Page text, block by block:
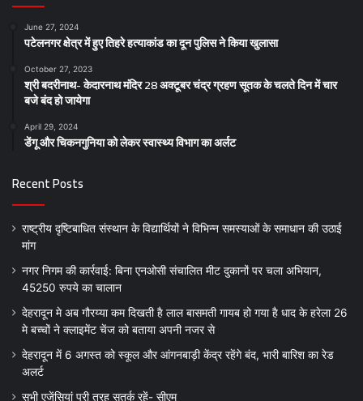
June 27, 2024
पटेलनगर क्षेत्र में हुए तिहरे हत्याकांड का दून पुलिस ने किया खुलासा
October 27, 2023
श्री बदरीनाथ- केदारनाथ मंदिर 28 अक्टूबर चंद्र ग्रहण सूतक के चलते दिन में चार
बजे बंद हो जायेगा
April 29, 2024
डेंगू और चिकनगुनिया को लेकर स्वास्थ्य विभाग का अर्लट
Recent Posts
राष्ट्रीय दृष्टिबाधित संस्थान के विद्यार्थियों ने विभिन्न समस्याओं के समाधान की उठाई
मांग
नगर निगम की कार्रवाई: बिना एनओसी संचालित मीट दुकानों पर चला अभियान,
45250 रुपये का चालान
देहरादून मे अब गौरय्या कम दिखती है लाल बासमती गायब हो गया है धाद के हरेला 26
मे बच्चों ने क्लाइमेंट चेंज को बताया अपनी नजर से
देहरादून में 6 अगस्त को स्कूल और आंगनबाड़ी केंद्र रहेंगे बंद, भारी बारिश का रेड
अलर्ट
सभी एजेंसियां पूरी तरह सतर्क रहें- सीएम